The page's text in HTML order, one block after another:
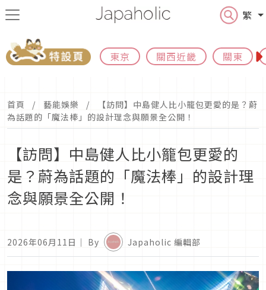
繁
東京 關西近畿 關東
首頁 藝能娛樂
【訪問】中島健人比小籠包更愛的是？蔚
為話題的「魔法棒」的設計理念與願景全公開！
【訪問】中島健人比小籠包更愛的
是？蔚為話題的「魔法棒」的設計理
念與願景全公開！
2026年06月11日 ｜ By Japaholic 編輯部